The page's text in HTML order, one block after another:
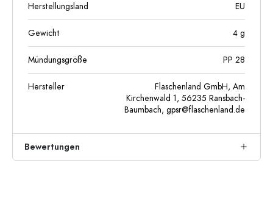
Herstellungsland EU
Gewicht 4 g
Mündungsgröße PP 28
Hersteller
Flaschenland GmbH, Am
Kirchenwald 1, 56235 Ransbach-
Baumbach, gpsr@flaschenland.de
Bewertungen